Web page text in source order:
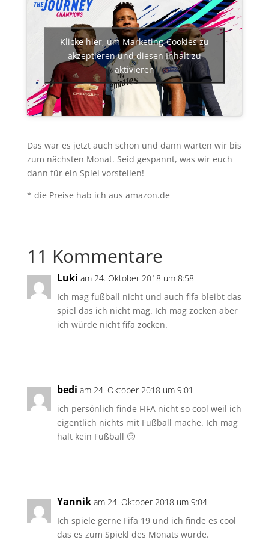
Klicke hier, um Marketing-Cookies zu
akzeptieren und diesen Inhalt zu
aktivieren
Das war es jetzt auch schon und dann warten wir bis
zum nächsten Monat. Seid gespannt, was wir euch
dann für ein Spiel vorstellen!
* die Preise hab ich aus amazon.de
11 Kommentare
Luki am 24. Oktober 2018 um 8:58
Ich mag fußball nicht und auch fifa bleibt das
spiel das ich nicht mag. Ich mag zocken aber
ich würde nicht fifa zocken.
bedi am 24. Oktober 2018 um 9:01
ich persönlich finde FIFA nicht so cool weil ich
eigentlich nichts mit Fußball mache. Ich mag
halt kein Fußball 🙂
Yannik am 24. Oktober 2018 um 9:04
Ich spiele gerne Fifa 19 und ich finde es cool
das es zum Spiekl des Monats wurde.